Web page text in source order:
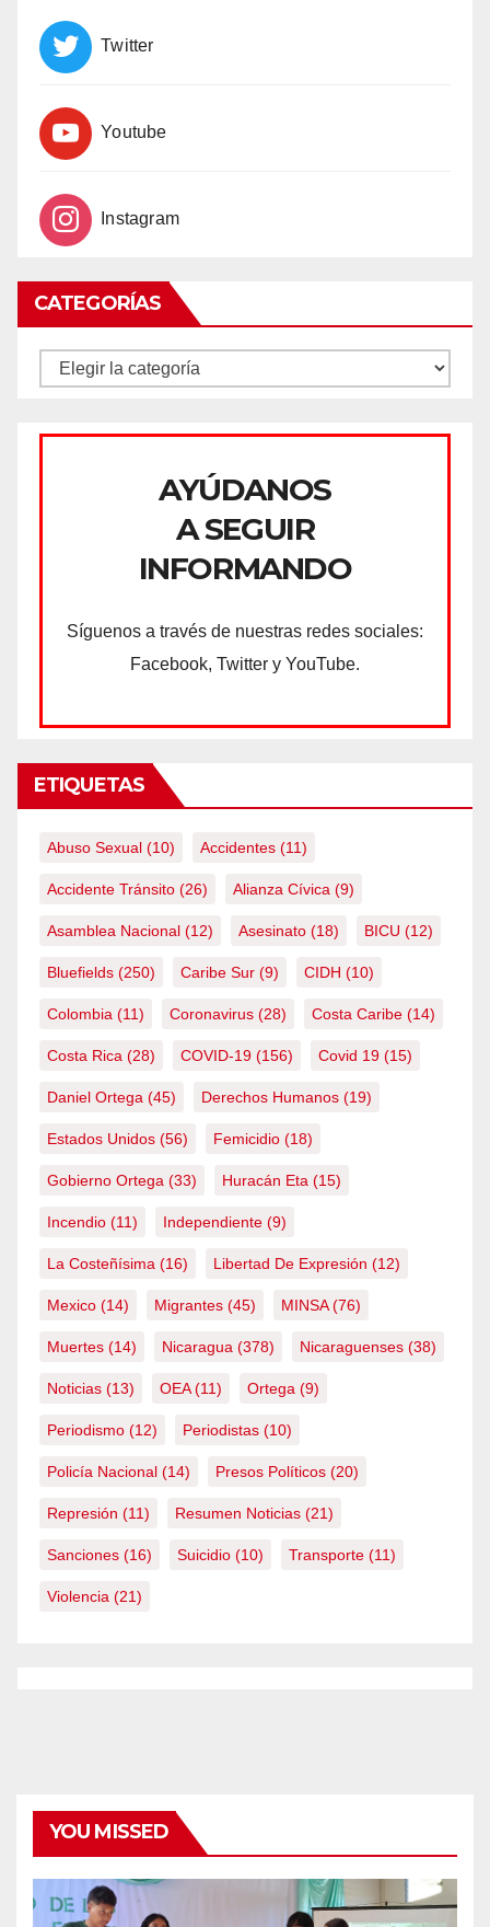
Twitter
Youtube
Instagram
CATEGORÍAS
CATEGORÍAS
AYÚDANOS
A SEGUIR
INFORMANDO
Síguenos a través de nuestras redes sociales:
Facebook, Twitter y YouTube.
ETIQUETAS
Abuso Sexual (10) Accidentes (11)
Accidente Tránsito (26) Alianza Cívica (9)
Asamblea Nacional (12) Asesinato (18) BICU (12)
Bluefields (250) Caribe Sur (9) CIDH (10)
Colombia (11) Coronavirus (28) Costa Caribe (14)
Costa Rica (28) COVID-19 (156) Covid 19 (15)
Daniel Ortega (45) Derechos Humanos (19)
Estados Unidos (56) Femicidio (18)
Gobierno Ortega (33) Huracán Eta (15)
Incendio (11) Independiente (9)
La Costeñísima (16) Libertad De Expresión (12)
Mexico (14) Migrantes (45) MINSA(76)
Muertes (14) Nicaragua (378) Nicaraguenses (38)
Noticias (13) OEA(11) Ortega (9)
Periodismo (12) Periodistas (10)
Policía Nacional (14) Presos Políticos (20)
Represión (11) Resumen Noticias (21)
Sanciones (16) Suicidio (10) Transporte (11)
Violencia (21)
YOU MISSED